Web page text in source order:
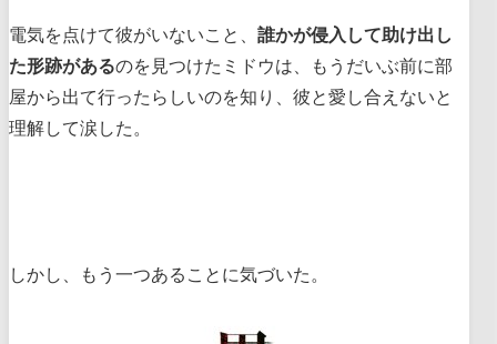
電気を点けて彼がいないこと、 誰かが侵入して助け出し
た形跡があるのを見つけたミドウは、もうだいぶ前に部
屋から出て行ったらしいのを知り、彼と愛し合えないと
理解して涙した。
しかし、もう一つあることに気づいた。